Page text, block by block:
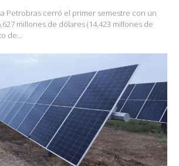
Petrobras cerró el primer semestre con un
millones de dólares (14,423 millones de
de...